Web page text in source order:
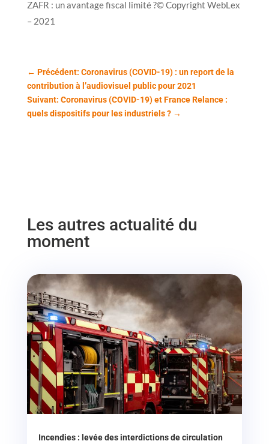
ZAFR : un avantage fiscal limité ?© Copyright WebLex
– 2021
← Précédent: Coronavirus (COVID-19) : un report de la
contribution à l’audiovisuel public pour 2021
Suivant: Coronavirus (COVID-19) et France Relance :
quels dispositifs pour les industriels ?→
Les autres actualité du
moment
Incendies : levée des interdictions de circulation